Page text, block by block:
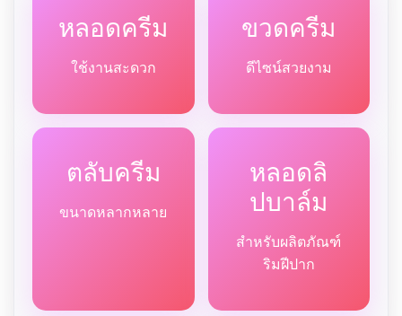
หลอดครีม
ใช้งานสะดวก
ขวดครีม
ดีไซน์สวยงาม
ตลับครีม
ขนาดหลากหลาย
หลอดลิ
ปบาล์ม
สำหรับผลิตภัณฑ์
ริมฝีปาก